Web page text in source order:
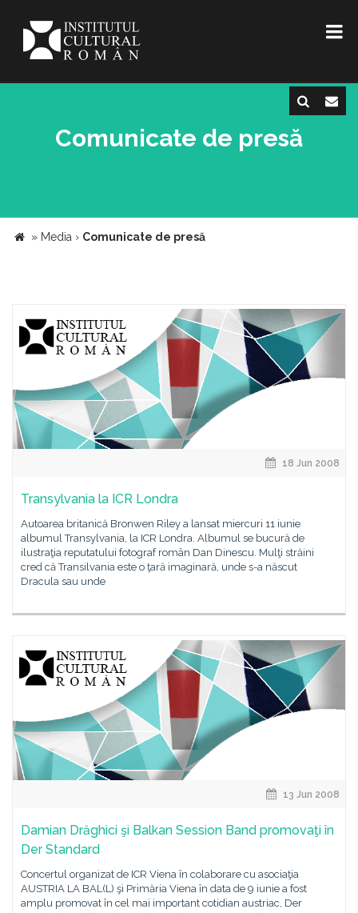
Comunicate de presă
» Media › Comunicate de presă
18 Jun 2008
Transylvania la ICR Londra
Autoarea britanică Bronwen Riley a lansat miercuri 11 iunie
albumul Transylvania, la ICR Londra. Albumul se bucură de
ilustraţia reputatului fotograf român Dan Dinescu. Mulţi străini
cred că Transilvania este o ţară imaginară, unde s-a născut
Dracula sau unde
13 Jun 2008
Damian Drăghici şi Balkan Session Band promovaţi în
Der Standard
Concertul organizat de ICR Viena în colaborare cu asociaţia
AUSTRIA LA BAL(L) şi Primăria Viena în data de 9 iunie a fost
amplu promovat în cel mai important cotidian austriac, Der